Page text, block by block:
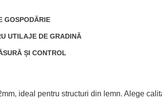
GOSPODĂRIE
UTILAJE DE GRADINĂ
ȘI CONTROL
ideal pentru structuri din lemn. Alege